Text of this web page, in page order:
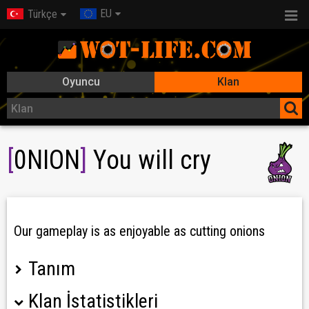
Türkçe EU
Oyuncu Klan
0NION You will cry
Our gameplay is as enjoyable as cutting onions
Tanım
Teil des Schiffs! Teil der Crew
Klan İstatistikleri